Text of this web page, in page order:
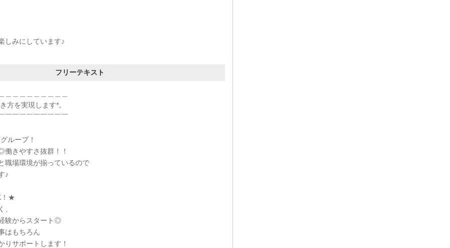
しみにしています♪
フリーテキスト
方を実現します*。
￣￣￣￣￣￣￣￣￣
ループ！
きやすさ抜群！！
職場環境が揃っているので
♪
！★
、
験からスタート◎
はもちろん
りサポートします！